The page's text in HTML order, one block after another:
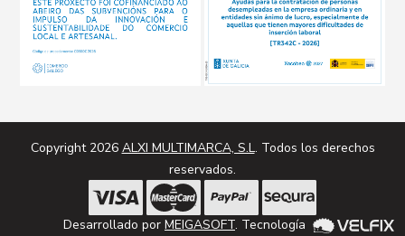
Copyright 2026 ALXI MULTIMARCA, S.L. Todos los derechos
reservados.
Desarrollado por MEIGASOFT. Tecnología